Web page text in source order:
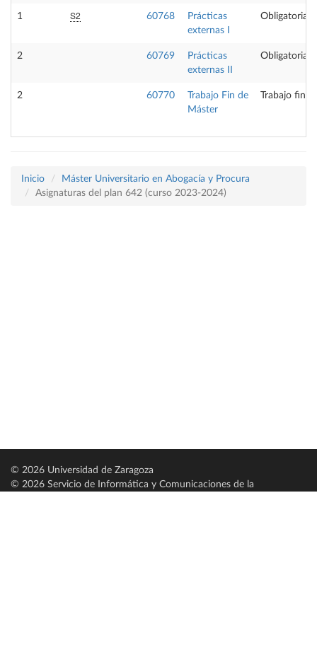
1 S2 60768
Prácticas
externas I
Obligatoria
2 60769
Prácticas
externas II
Obligatoria
2 60770
Trabajo Fin de
Máster
Trabajo fin
Inicio
Máster Universitario en Abogacía y Procura
Asignaturas del plan 642 (curso 2023-2024)
© 2026 Universidad de Zaragoza
© 2026 Servicio de Informática y Comunicaciones de la